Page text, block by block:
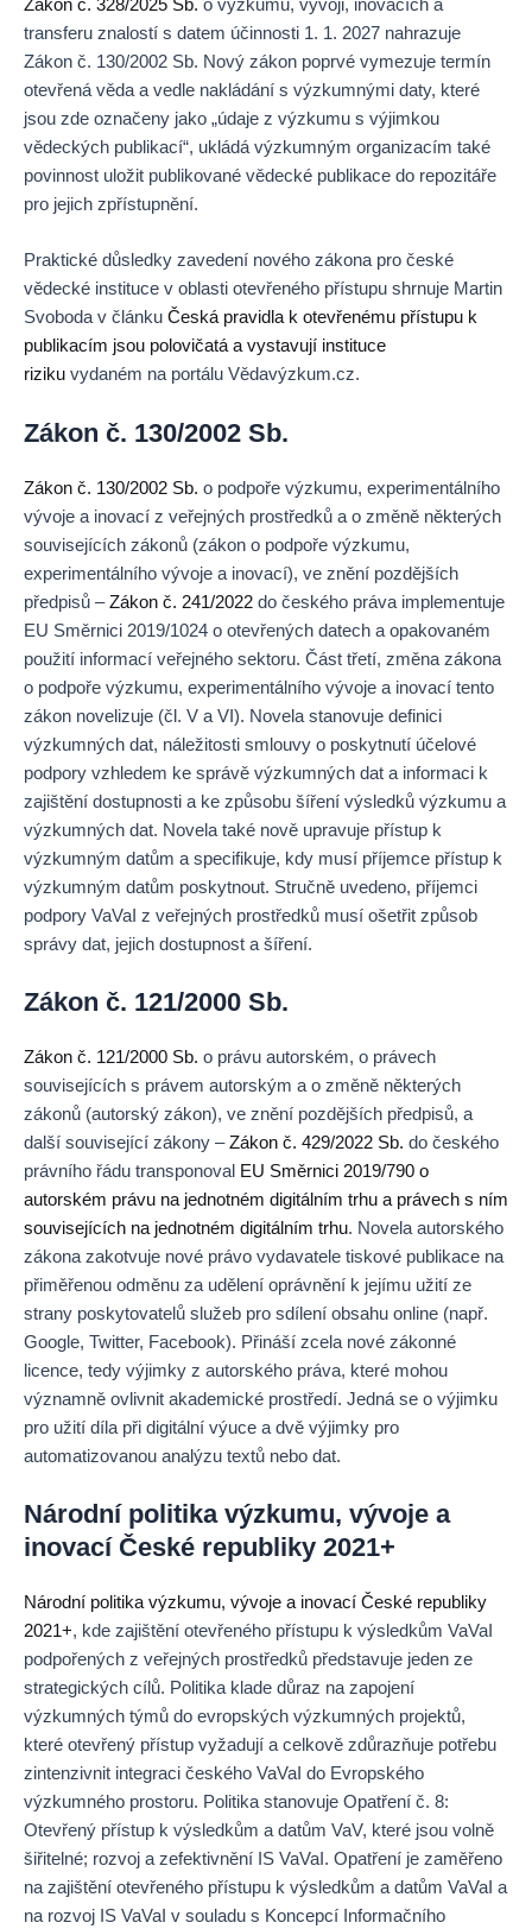
Zákon č. 328/2025 Sb. o výzkumu, vývoji, inovacích a
transferu znalostí s datem účinnosti 1. 1. 2027 nahrazuje
Zákon č. 130/2002 Sb. Nový zákon poprvé vymezuje termín
otevřená věda a vedle nakládání s výzkumnými daty, které
jsou zde označeny jako „údaje z výzkumu s výjimkou
vědeckých publikací“, ukládá výzkumným organizacím také
povinnost uložit publikované vědecké publikace do repozitáře
pro jejich zpřístupnění.
Praktické důsledky zavedení nového zákona pro české
vědecké instituce v oblasti otevřeného přístupu shrnuje Martin
Svoboda v článku Česká pravidla k otevřenému přístupu k
publikacím jsou polovičatá a vystavují instituce
riziku vydaném na portálu Vědavýzkum.cz.
Zákon č. 130/2002 Sb.
Zákon č. 130/2002 Sb. o podpoře výzkumu, experimentálního
vývoje a inovací z veřejných prostředků a o změně některých
souvisejících zákonů (zákon o podpoře výzkumu,
experimentálního vývoje a inovací), ve znění pozdějších
předpisů –Zákon č. 241/2022 do českého práva implementuje
EU Směrnici 2019/1024 o otevřených datech a opakovaném
použití informací veřejného sektoru. Část třetí, změna zákona
o podpoře výzkumu, experimentálního vývoje a inovací tento
zákon novelizuje (čl. V a VI). Novela stanovuje definici
výzkumných dat, náležitosti smlouvy o poskytnutí účelové
podpory vzhledem ke správě výzkumných dat a informaci k
zajištění dostupnosti a ke způsobu šíření výsledků výzkumu a
výzkumných dat. Novela také nově upravuje přístup k
výzkumným datům a specifikuje, kdy musí příjemce přístup k
výzkumným datům poskytnout. Stručně uvedeno, příjemci
podpory VaVaI z veřejných prostředků musí ošetřit způsob
správy dat, jejich dostupnost a šíření.
Zákon č. 121/2000 Sb.
Zákon č. 121/2000 Sb. o právu autorském, o právech
souvisejících s právem autorským a o změně některých
zákonů (autorský zákon), ve znění pozdějších předpisů, a
další související zákony –Zákon č. 429/2022 Sb. do českého
právního řádu transponoval EU Směrnici 2019/790 o
autorském právu na jednotném digitálním trhu a právech s ním
souvisejících na jednotném digitálním trhu. Novela autorského
zákona zakotvuje nové právo vydavatele tiskové publikace na
přiměřenou odměnu za udělení oprávnění k jejímu užití ze
strany poskytovatelů služeb pro sdílení obsahu online (např.
Google, Twitter, Facebook). Přináší zcela nové zákonné
licence, tedy výjimky z autorského práva, které mohou
významně ovlivnit akademické prostředí. Jedná se o výjimku
pro užití díla při digitální výuce a dvě výjimky pro
automatizovanou analýzu textů nebo dat.
Národní politika výzkumu, vývoje a
inovací České republiky 2021+
Národní politika výzkumu, vývoje a inovací České republiky
2021+, kde zajištění otevřeného přístupu k výsledkům VaVaI
podpořených z veřejných prostředků představuje jeden ze
strategických cílů. Politika klade důraz na zapojení
výzkumných týmů do evropských výzkumných projektů,
které otevřený přístup vyžadují a celkově zdůrazňuje potřebu
zintenzivnit integraci českého VaVaI do Evropského
výzkumného prostoru. Politika stanovuje Opatření č. 8:
Otevřený přístup k výsledkům a datům VaV, které jsou volně
šiřitelné; rozvoj a zefektivnění IS VaVaI. Opatření je zaměřeno
na zajištění otevřeného přístupu k výsledkům a datům VaVaI a
na rozvoj IS VaVaI v souladu s Koncepcí Informačního